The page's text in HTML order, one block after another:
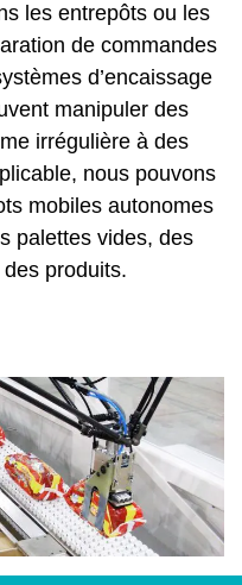
les entrepôts ou les
de commandes
d’encaissage
manipuler des
irrégulière à des
nous pouvons
mobiles autonomes
palettes vides, des
produits.